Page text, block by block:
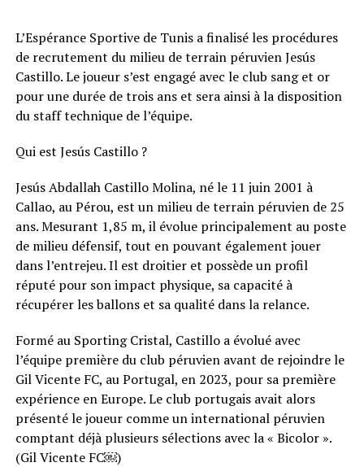
L’Espérance Sportive de Tunis a finalisé les procédures
de recrutement du milieu de terrain péruvien Jesús
Castillo. Le joueur s’est engagé avec le club sang et or
pour une durée de trois ans et sera ainsi à la disposition
du staff technique de l’équipe.
Qui est Jesús Castillo ?
Jesús Abdallah Castillo Molina, né le 11 juin 2001 à
Callao, au Pérou, est un milieu de terrain péruvien de 25
ans. Mesurant 1,85 m, il évolue principalement au poste
de milieu défensif, tout en pouvant également jouer
dans l’entrejeu. Il est droitier et possède un profil
réputé pour son impact physique, sa capacité à
récupérer les ballons et sa qualité dans la relance.
Formé au Sporting Cristal, Castillo a évolué avec
l’équipe première du club péruvien avant de rejoindre le
Gil Vicente FC, au Portugal, en 2023, pour sa première
expérience en Europe. Le club portugais avait alors
présenté le joueur comme un international péruvien
comptant déjà plusieurs sélections avec la « Bicolor ».
(Gil Vicente FC⁠￼)